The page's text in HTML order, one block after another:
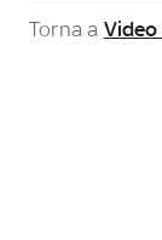
Torna a Video